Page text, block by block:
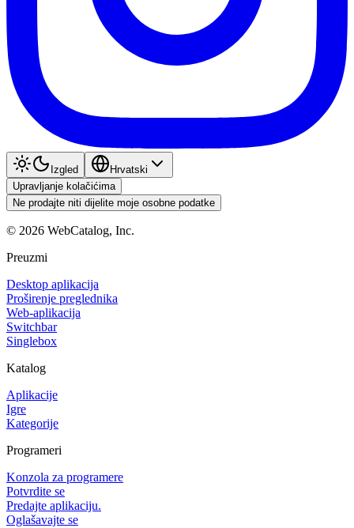
Izgled
Hrvatski
Upravljanje kolačićima
Ne prodajte niti dijelite moje osobne podatke
© 2026 WebCatalog, Inc.
Preuzmi
Desktop aplikacija
Proširenje preglednika
Web-aplikacija
Switchbar
Singlebox
Katalog
Aplikacije
Igre
Kategorije
Programeri
Konzola za programere
Potvrdite se
Predajte aplikaciju.
Oglašavajte se